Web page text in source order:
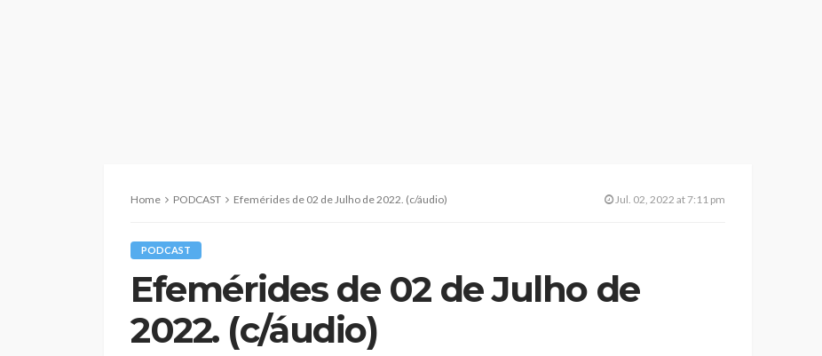
Home PODCAST Efemérides de 02 de Julho de 2022. (c/áudio) Jul. 02, 2022 at 7:11 pm
PODCAST
Efemérides de 02 de Julho de
2022. (c/áudio)